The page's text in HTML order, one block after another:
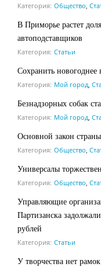
Категория: Общество
В Приморье растет
автоподставщиков
Категория: Статьи
Сохранить новогоднее
Категория: Мой город
Безнадзорных собак
Категория: Мой город
Основной закон страны
Категория: Общество
Универсалы
Категория: Общество
Управляющие
Партизанска
рублей
Категория: Статьи
У творчества нет